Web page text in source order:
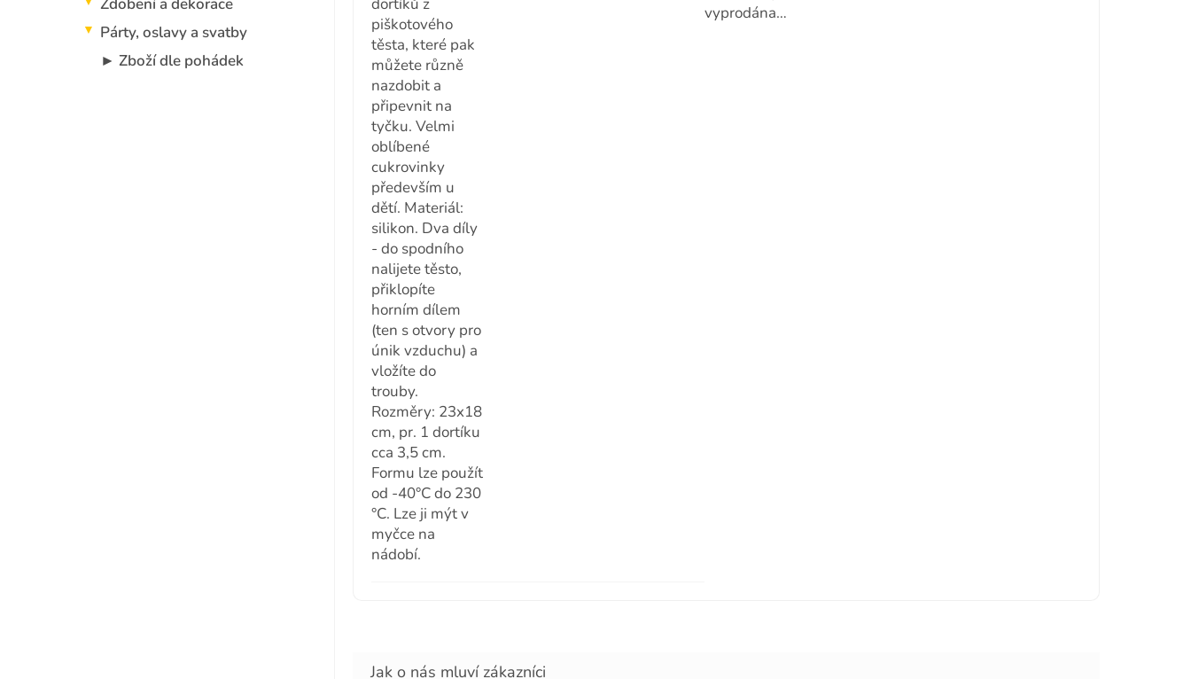
Párty, oslavy a svatby
► Zboží dle pohádek
piškotového
těsta, které pak
můžete různě
nazdobit a
připevnit na
tyčku. Velmi
oblíbené
cukrovinky
především u
dětí. Materiál:
silikon. Dva díly
- do spodního
nalijete těsto,
přiklopíte
horním dílem
(ten s otvory pro
únik vzduchu) a
vložíte do
trouby.
Rozměry: 23x18
cm, pr. 1 dortíku
cca 3,5 cm.
Formu lze použít
od -40°C do 230
°C. Lze ji mýt v
myčce na
nádobí.
vyprodána…